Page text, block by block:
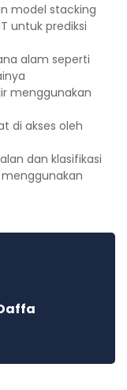
model stacking
untuk prediksi
alam seperti
menggunakan
di akses oleh
dan klasifikasi